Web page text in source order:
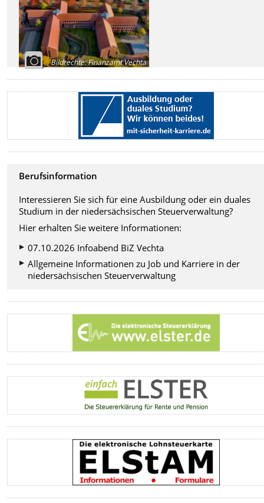
Bildrechte:Finanzamt Vechta
Berufsinformation
Interessieren Sie sich für eine Ausbildung oder ein duales
Studium in der niedersächsischen Steuerverwaltung?
Hier erhalten Sie weitere Informationen:
07.10.2026 Infoabend BiZ Vechta
Allgemeine Informationen zu Job und Karriere in der
niedersächsischen Steuerverwaltung